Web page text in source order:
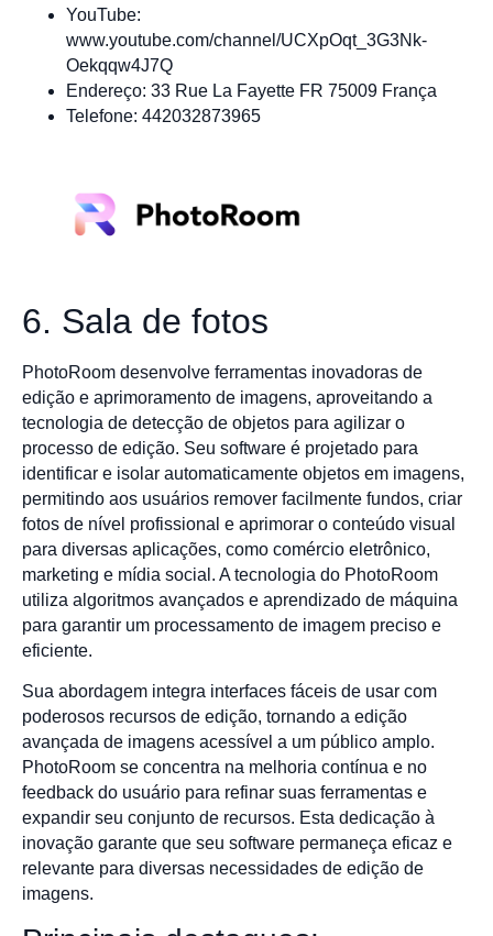
YouTube:
www.youtube.com/channel/UCXpOqt_3G3Nk-
Oekqqw4J7Q
Endereço: 33 Rue La Fayette FR 75009 França
Telefone: 442032873965
6. Sala de fotos
PhotoRoom desenvolve ferramentas inovadoras de
edição e aprimoramento de imagens, aproveitando a
tecnologia de detecção de objetos para agilizar o
processo de edição. Seu software é projetado para
identificar e isolar automaticamente objetos em imagens,
permitindo aos usuários remover facilmente fundos, criar
fotos de nível profissional e aprimorar o conteúdo visual
para diversas aplicações, como comércio eletrônico,
marketing e mídia social. A tecnologia do PhotoRoom
utiliza algoritmos avançados e aprendizado de máquina
para garantir um processamento de imagem preciso e
eficiente.
Sua abordagem integra interfaces fáceis de usar com
poderosos recursos de edição, tornando a edição
avançada de imagens acessível a um público amplo.
PhotoRoom se concentra na melhoria contínua e no
feedback do usuário para refinar suas ferramentas e
expandir seu conjunto de recursos. Esta dedicação à
inovação garante que seu software permaneça eficaz e
relevante para diversas necessidades de edição de
imagens.